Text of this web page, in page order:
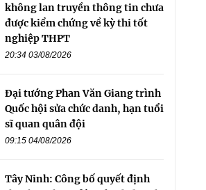
không lan truyền thông tin chưa
được kiểm chứng về kỳ thi tốt
nghiệp THPT
20:34 03/08/2026
Đại tướng Phan Văn Giang trình
Quốc hội sửa chức danh, hạn tuổi
sĩ quan quân đội
09:15 04/08/2026
Tây Ninh: Công bố quyết định